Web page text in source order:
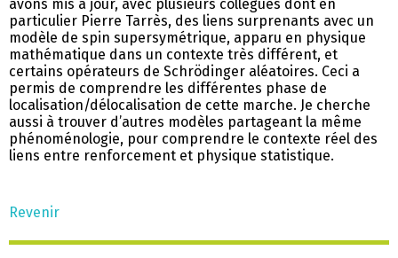
avons mis à jour, avec plusieurs collègues dont en
particulier Pierre Tarrès, des liens surprenants avec un
modèle de spin supersymétrique, apparu en physique
mathématique dans un contexte très différent, et
certains opérateurs de Schrödinger aléatoires. Ceci a
permis de comprendre les différentes phase de
localisation/délocalisation de cette marche. Je cherche
aussi à trouver d’autres modèles partageant la même
phénoménologie, pour comprendre le contexte réel des
liens entre renforcement et physique statistique.
Revenir